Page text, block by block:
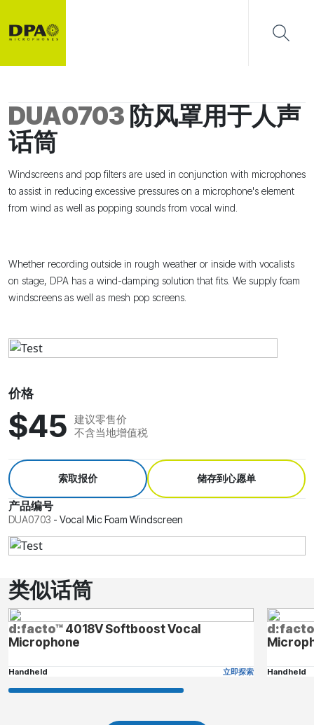
DUA0703 防风罩用于人声
话筒
Windscreens and pop filters are used in conjunction with microphones
to assist in reducing excessive pressures on a microphone's element
from wind as well as popping sounds from vocal wind.
Whether recording outside in rough weather or inside with vocalists
on stage, DPA has a wind-damping solution that fits. We supply foam
windscreens as well as mesh pop screens.
价格
$45 建议零售价
不含当地增值税
索取报价 储存到心愿单
产品编号
DUA0703 - Vocal Mic Foam Windscreen
类似话筒
d:facto™4018V Softboost Vocal
Microphone
Handheld 立即探索 Handheld